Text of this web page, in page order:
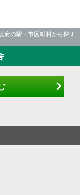
府の駅・市区町村から探す